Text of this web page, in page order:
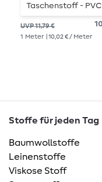
Taschenstoff - PVC
Beschichtet Kiwi
UVP 11,79 €
1 Meter | 10,02 € / Meter
Stoffe für jeden Tag
Baumwollstoffe
Leinenstoffe
Viskose Stoff